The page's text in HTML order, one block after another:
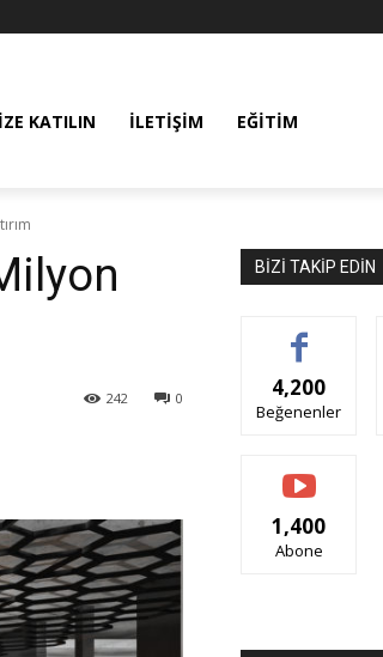
KATILIN İLETIŞIM EĞITIM
0
242
BIZI TAKIP EDIN
4,200
Beğenenler
1,400
Abone